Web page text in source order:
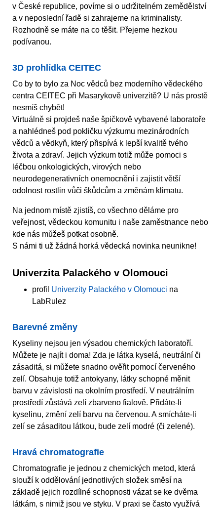
v České republice, povíme si o udržitelném zemědělství
a v neposlední řadě si zahrajeme na kriminalisty.
Rozhodně se máte na co těšit. Přejeme hezkou
podívanou.
3D prohlídka CEITEC
Co by to bylo za Noc vědců bez moderního vědeckého
centra CEITEC při Masarykově univerzitě? U nás prostě
nesmíš chybět!
Virtuálně si projdeš naše špičkově vybavené laboratoře
a nahlédneš pod pokličku výzkumu mezinárodních
vědců a vědkyň, který přispívá k lepší kvalitě tvého
života a zdraví. Jejich výzkum totiž může pomoci s
léčbou onkologických, virových nebo
neurodegenerativních onemocnění i zajistit větší
odolnost rostlin vůči škůdcům a změnám klimatu.
Na jednom místě zjistíš, co všechno děláme pro
veřejnost, vědeckou komunitu i naše zaměstnance nebo
kde nás můžeš potkat osobně.
S námi ti už žádná horká vědecká novinka neunikne!
Univerzita Palackého v Olomouci
profil Univerzity Palackého v Olomouci na
LabRulez
Barevné změny
Kyseliny nejsou jen výsadou chemických laboratoří.
Můžete je najít i doma! Zda je látka kyselá, neutrální či
zásaditá, si můžete snadno ověřit pomocí červeného
zelí. Obsahuje totiž antokyany, látky schopné měnit
barvu v závislosti na okolním prostředí. V neutrálním
prostředí zůstává zelí zbarveno fialově. Přidáte-li
kyselinu, změní zelí barvu na červenou. A smícháte-li
zelí se zásaditou látkou, bude zelí modré (či zelené).
Hravá chromatografie
Chromatografie je jednou z chemických metod, která
slouží k oddělování jednotlivých složek směsí na
základě jejich rozdílné schopnosti vázat se ke dvěma
látkám, s nimiž jsou ve styku. V praxi se často využívá